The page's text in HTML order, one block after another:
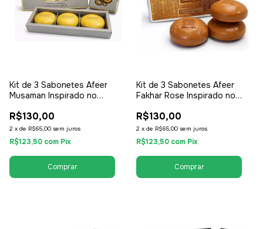
Kit de 3 Sabonetes Afeer
Musaman Inspirado no
Masculino
R$130,00
2 x de R$65,00 sem juros
R$123,50 com Pix
Kit de 3 Sabonetes Afeer
Fakhar Rose Inspirado no
Feminino
R$130,00
2 x de R$65,00 sem juros
R$123,50 com Pix